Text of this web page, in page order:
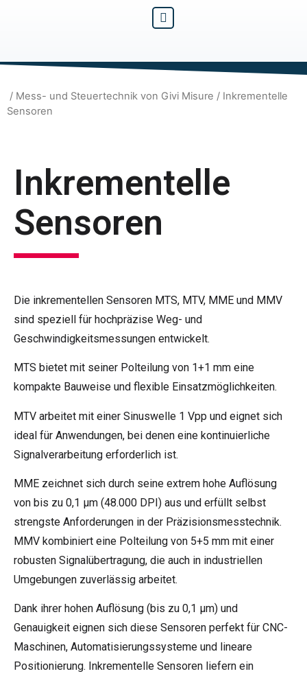
/ Mess- und Steuertechnik von Givi Misure / Inkrementelle
Sensoren
Inkrementelle
Sensoren
Die inkrementellen Sensoren MTS, MTV, MME und MMV
sind speziell für hochpräzise Weg- und
Geschwindigkeitsmessungen entwickelt.
MTS bietet mit seiner Polteilung von 1+1 mm eine
kompakte Bauweise und flexible Einsatzmöglichkeiten.
MTV arbeitet mit einer Sinuswelle 1 Vpp und eignet sich
ideal für Anwendungen, bei denen eine kontinuierliche
Signalverarbeitung erforderlich ist.
MME zeichnet sich durch seine extrem hohe Auflösung
von bis zu 0,1 µm (48.000 DPI) aus und erfüllt selbst
strengste Anforderungen in der Präzisionsmesstechnik.
MMV kombiniert eine Polteilung von 5+5 mm mit einer
robusten Signalübertragung, die auch in industriellen
Umgebungen zuverlässig arbeitet.
Dank ihrer hohen Auflösung (bis zu 0,1 µm) und
Genauigkeit eignen sich diese Sensoren perfekt für CNC-
Maschinen, Automatisierungssysteme und lineare
Positionierung. Inkrementelle Sensoren liefern ein